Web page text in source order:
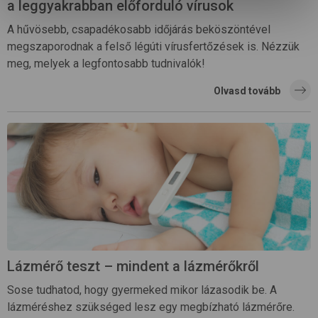
a leggyakrabban előforduló vírusok
A hűvösebb, csapadékosabb időjárás beköszöntével
megszaporodnak a felső légúti vírusfertőzések is. Nézzük
meg, melyek a legfontosabb tudnivalók!
Olvasd tovább
Lázmérő teszt – mindent a lázmérőkről
Sose tudhatod, hogy gyermeked mikor lázasodik be. A
lázméréshez szükséged lesz egy megbízható lázmérőre.